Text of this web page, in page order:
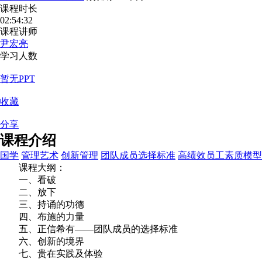
课程时长
02:54:32
课程讲师
尹宏亮
学习人数
暂无PPT
收藏
分享
课程介绍
国学 管理艺术 创新管理 团队成员选择标准 高绩效员工素质模型
课程大纲：
一、看破
二、放下
三、持诵的功德
四、布施的力量
五、正信希有——团队成员的选择标准
六、创新的境界
七、贵在实践及体验